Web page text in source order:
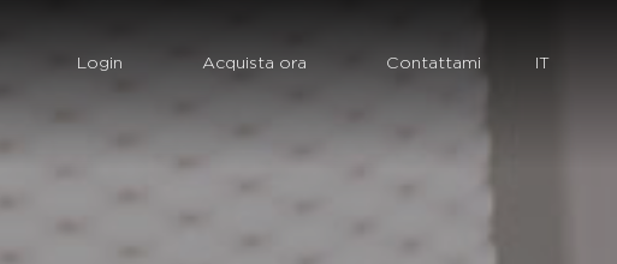
Login Acquista ora Contattami